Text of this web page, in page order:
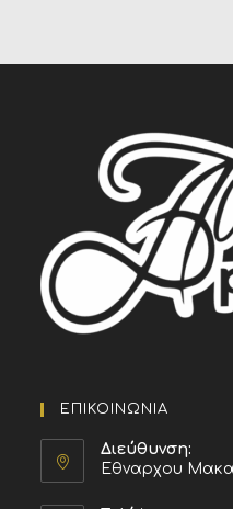
ΕΠΙΚΟΙΝΩΝΙΑ
Διεύθυνση:
Εθναρχου